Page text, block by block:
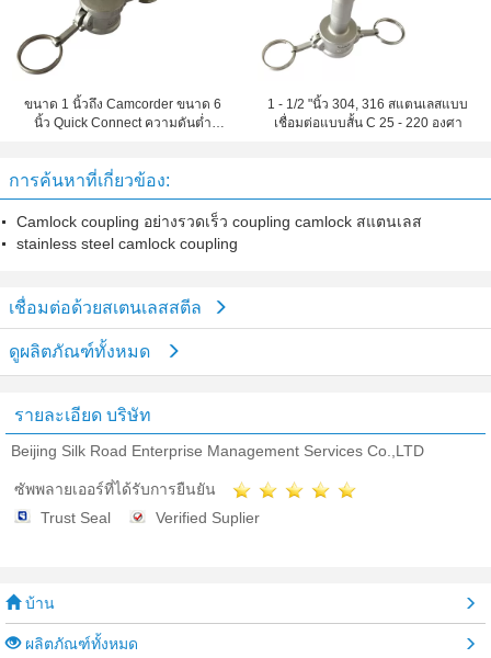
ขนาด 1 นิ้วถึง Camcorder ขนาด 6
นิ้ว Quick Connect ความดันต่ำ
1 - 1/2 "นิ้ว 304, 316 สแตนเลสแบบ
เชื่อมต่อแบบสั้น C 25 - 220 องศา
การค้นหาที่เกี่ยวข้อง:
Camlock coupling อย่างรวดเร็ว coupling camlock สแตนเลส
stainless steel camlock coupling
เชื่อมต่อด้วยสเตนเลสสตีล
ดูผลิตภัณฑ์ทั้งหมด
รายละเอียด บริษัท
Beijing Silk Road Enterprise Management Services Co.,LTD
ซัพพลายเออร์ที่ได้รับการยืนยัน
Trust Seal
Verified Suplier
บ้าน
ผลิตภัณฑ์ทั้งหมด